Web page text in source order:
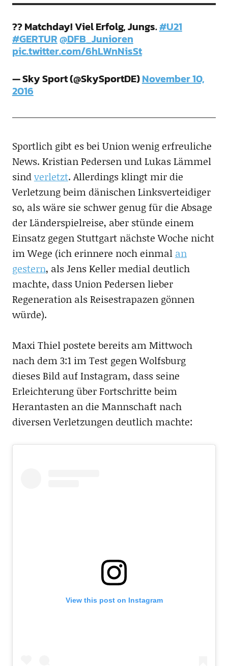
?? Matchday! Viel Erfolg, Jungs.#U21
#GERTUR@DFB_Junioren
pic.twitter.com/6hLWnNisSt
— Sky Sport (@SkySportDE)November 10,
2016
Sportlich gibt es bei Union wenig erfreuliche
News. Kristian Pedersen und Lukas Lämmel
sindverletzt. Allerdings klingt mir die
Verletzung beim dänischen Linksverteidiger
so, als wäre sie schwer genug für die Absage
der Länderspielreise, aber stünde einem
Einsatz gegen Stuttgart nächste Woche nicht
im Wege (ich erinnere noch einmal an
gestern, als Jens Keller medial deutlich
machte, dass Union Pedersen lieber
Regeneration als Reisestrapazen gönnen
würde).
Maxi Thiel postete bereits am Mittwoch
nach dem 3:1 im Test gegen Wolfsburg
dieses Bild auf Instagram, dass seine
Erleichterung über Fortschritte beim
Herantasten an die Mannschaft nach
diversen Verletzungen deutlich machte:
View this post on Instagram